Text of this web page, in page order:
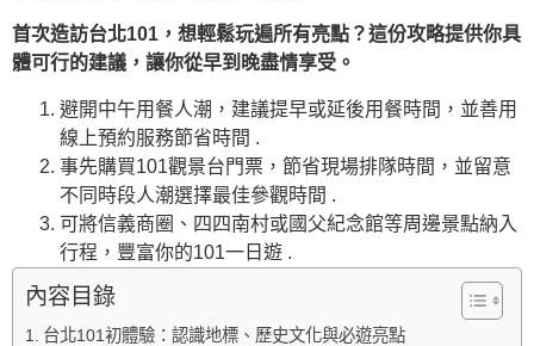
首次造訪台北101，想輕鬆玩遍所有亮點？這份攻略提供你具
體可行的建議，讓你從早到晚盡情享受。
避開中午用餐人潮，建議提早或延後用餐時間，並善用
線上預約服務節省時間 .
事先購買101觀景台門票，節省現場排隊時間，並留意
不同時段人潮選擇最佳參觀時間 .
可將信義商圈、四四南村或國父紀念館等周邊景點納入
行程，豐富你的101一日遊 .
內容目錄
台北101初體驗：認識地標、歷史文化與必遊亮點